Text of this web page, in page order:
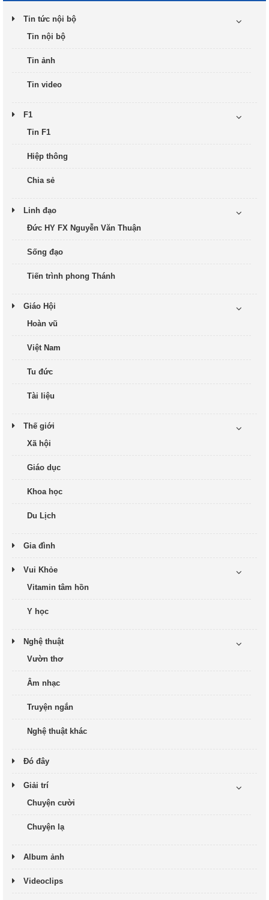
Tin tức nội bộ
Tin nội bộ
Tin ảnh
Tin video
F1
Tin F1
Hiệp thông
Chia sẻ
Linh đạo
Đức HY FX Nguyễn Văn Thuận
Sống đạo
Tiến trình phong Thánh
Giáo Hội
Hoàn vũ
Việt Nam
Tu đức
Tài liệu
Thế giới
Xã hội
Giáo dục
Khoa học
Du Lịch
Gia đình
Vui Khỏe
Vitamin tâm hồn
Y học
Nghệ thuật
Vườn thơ
Âm nhạc
Truyện ngắn
Nghệ thuật khác
Đó đây
Giải trí
Chuyện cười
Chuyện lạ
Album ảnh
Videoclips